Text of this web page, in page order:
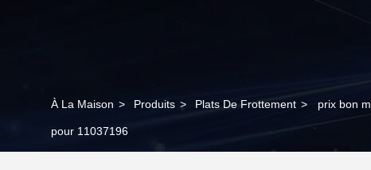
À La Maison > Produits > Plats De Frottement > prix bon
pour 11037196